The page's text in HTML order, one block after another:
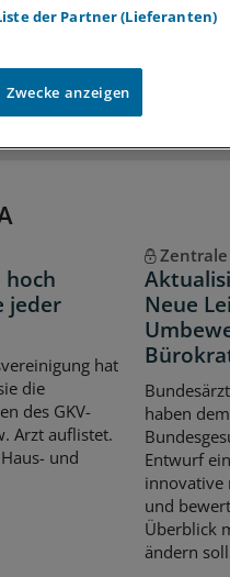
Zugriff auf alle
hoch
jeder
hat
die
des GKV-
Arzt auflistet.
und
Neue
haben dem
Entwurf
innovative
und
Überblick
ändern
der Partner (Lieferanten)
Zwecke anzeigen